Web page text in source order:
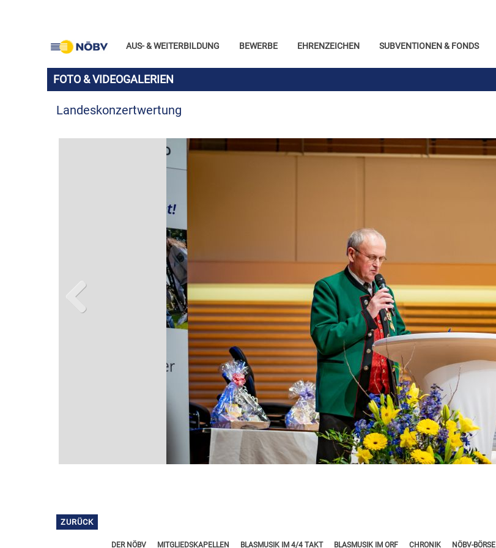
AUS- & WEITERBILDUNG BEWERBE EHRENZEICHEN SUBVENTIONEN & FONDS
FOTO & VIDEOGALERIEN
Landeskonzertwertung
ZURÜCK
DER NÖBV MITGLIEDSKAPELLEN BLASMUSIK IM 4/4 TAKT BLASMUSIK IM ORF CHRONIK NÖBV-BÖRSE